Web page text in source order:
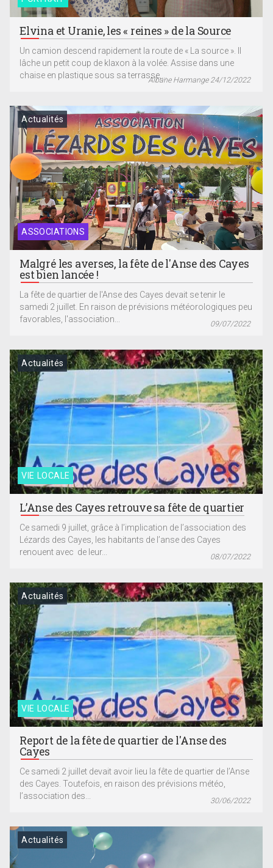
Elvina et Uranie, les « reines » de la Source
Un camion descend rapidement la route de « La source ». Il
lâche un petit coup de klaxon à la volée. Assise dans une
chaise en plastique sous sa terrasse,...Albane Harmange 24/12/2022
ASSOCIATIONS
Actualités
Malgré les averses, la fête de l'Anse des Cayes
est bien lancée !
La fête de quartier de l'Anse des Cayes devait se tenir le
samedi 2 juillet. En raison de prévisions météorologiques peu
favorables, l'association...
09/07/2022
VIE LOCALE
Actualités
L’Anse des Cayes retrouve sa fête de quartier
Ce samedi 9 juillet, grâce à l’implication de l’association des
Lézards des Cayes, les habitants de l’anse des Cayes
renouent avec de leur...
08/07/2022
VIE LOCALE
Actualités
Report de la fête de quartier de l'Anse des
Cayes
Ce samedi 2 juillet devait avoir lieu la fête de quartier de l’Anse
des Cayes. Toutefois, en raison des prévisions météo,
l’association des...
30/06/2022
Actualités